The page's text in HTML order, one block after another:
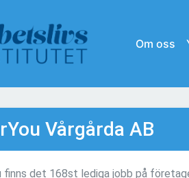
Om oss
Vårgårda AB
finns det 168st lediga jobb på